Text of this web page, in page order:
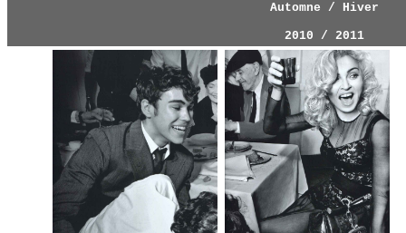
Automne / Hiver
2010 / 2011